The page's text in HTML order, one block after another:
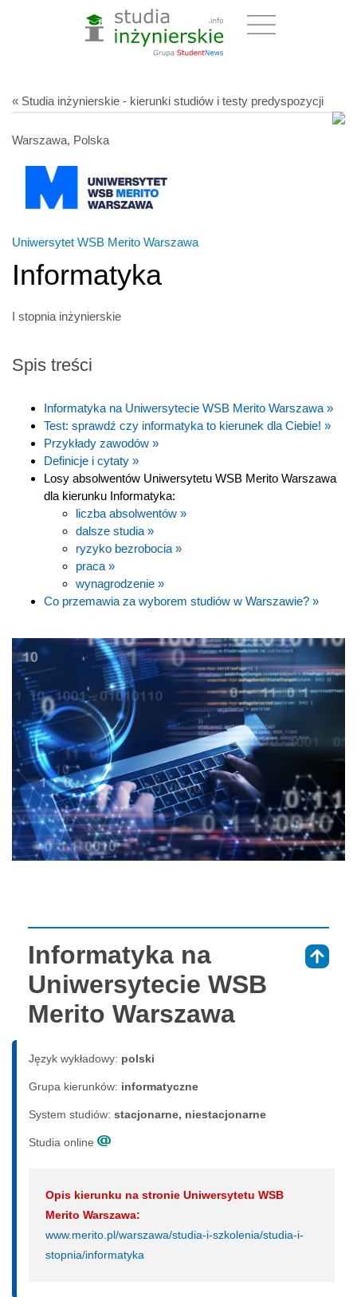
« Studia inżynierskie - kierunki studiów i testy predyspozycji
Warszawa, Polska
Uniwersytet WSB Merito Warszawa
Informatyka
I stopnia inżynierskie
Spis treści
Informatyka na Uniwersytecie WSB Merito Warszawa »
Test: sprawdź czy informatyka to kierunek dla Ciebie! »
Przykłady zawodów »
Definicje i cytaty »
Losy absolwentów Uniwersytetu WSB Merito Warszawa
dla kierunku Informatyka:
liczba absolwentów »
dalsze studia »
ryzyko bezrobocia »
praca »
wynagrodzenie »
Co przemawia za wyborem studiów w Warszawie? »
Informatyka na
Uniwersytecie WSB
Merito Warszawa
Język wykładowy: polski
Grupa kierunków: informatyczne
System studiów: sta­cjo­nar­ne, nie­sta­cjo­nar­ne
Studia online
Opis kierunku na stronie Uniwersytetu WSB
Merito Warszawa:
www.merito.pl/warszawa/studia-i-szkolenia/studia-i-
stopnia/informatyka